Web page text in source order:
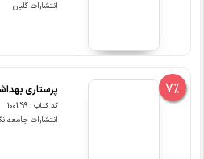
انتشارات گلبان
7% پرستاری
کد کتاب : 100399
انتشارات جامعه